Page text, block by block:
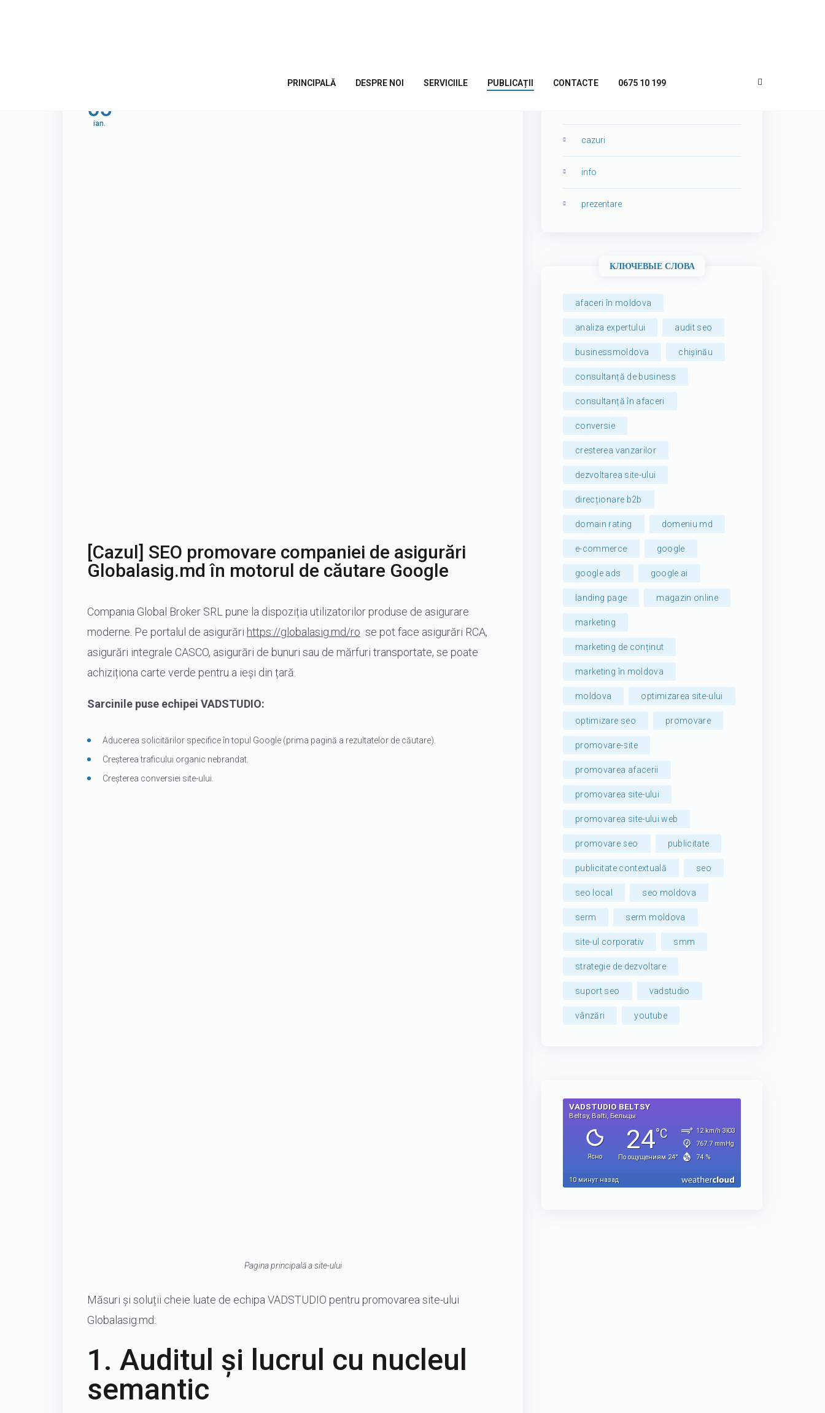
PRINCIPALĂ DESPRE NOI SERVICIILE PUBLICAȚII CONTACTE 0675 10 199
05
ian.
[Cazul] SEO promovare companiei de asigurări
Globalasig.md în motorul de căutare Google
Compania Global Broker SRL pune la dispoziția utilizatorilor produse de asigurare
moderne. Pe portalul de asigurări https://globalasig.md/ro se pot face asigurări RCA,
asigurări integrale CASCO, asigurări de bunuri sau de mărfuri transportate, se poate
achiziționa carte verde pentru a ieși din țară.
Sarcinile puse echipei VADSTUDIO:
Aducerea solicitărilor specifice în topul Google (prima pagină a rezultatelor de căutare).
Creșterea traficului organic nebrandat.
Creșterea conversiei site-ului.
Pagina principală a site-ului
Măsuri și soluții cheie luate de echipa VADSTUDIO pentru promovarea site-ului
Globalasig.md:
1. Auditul și lucrul cu nucleul
semantic
cazuri
info
prezentare
КЛЮЧЕВЫЕ СЛОВА
afaceri în moldova
analiza expertului audit seo
businessmoldova chișinău
consultanță de business
consultanță în afaceri
conversie
cresterea vanzarilor
dezvoltarea site-ului
direcționare b2b
domain rating domeniu md
e-commerce google
google ads google ai
landing page magazin online
marketing
marketing de conținut
marketing în moldova
moldova optimizarea site-ului
optimizare seo promovare
promovare-site
promovarea afacerii
promovarea site-ului
promovarea site-ului web
promovare seo publicitate
publicitate contextuală seo
seo local seo moldova
serm serm moldova
site-ul corporativ smm
strategie de dezvoltare
suport seo vadstudio
vânzări youtube